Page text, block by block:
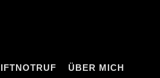
ÜBER MICH